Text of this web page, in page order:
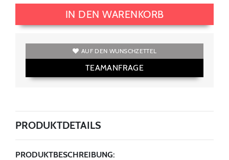
IN DEN WARENKORB
AUF DEN WUNSCHZETTEL
TEAMANFRAGE
PRODUKTDETAILS
PRODUKTBESCHREIBUNG: